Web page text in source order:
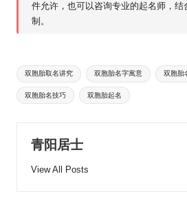
件允许，也可以咨询专业的起名师，结
制。
Tags:
双胞胎取名讲究 双胞胎名字寓意 双胞胎
双胞胎名技巧 双胞胎起名
青阳居士
View All Posts